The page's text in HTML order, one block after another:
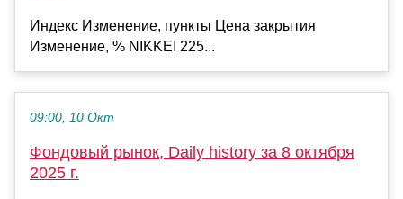
Индекс Изменение, пункты Цена закрытия
Изменение, % NIKKEI 225...
09:00, 10 Окт
Фондовый рынок, Daily history за 8 октября
2025 г.